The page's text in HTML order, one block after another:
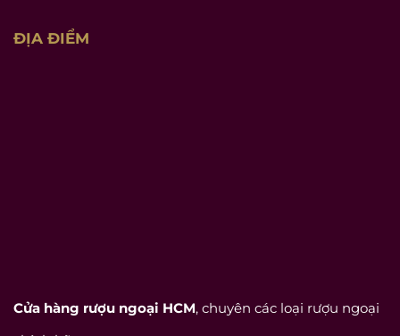
ĐỊA ĐIỂM
Cửa hàng rượu ngoại HCM, chuyên các loại rượu ngoại